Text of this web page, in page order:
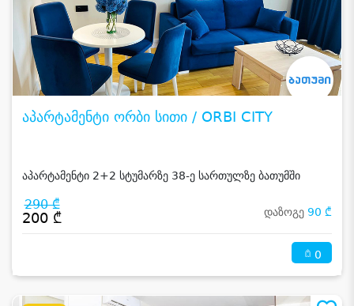
აპარტამენტი ორბი სითი / ORBI CITY
აპარტამენტი 2+2 სტუმარზე 38-ე სართულზე ბათუმში
290 ₾
200 ₾ დაზოგე 90 ₾
0